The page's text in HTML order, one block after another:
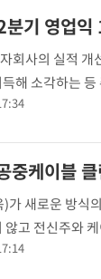
비[내일날씨]
모리 수요 선제 대
란VC 입단
구 '5승 2무'
에 마쳐
첫 40도
교정본부장 기소
사 재개"
축구협회
분기 영
회사의 실적
해 소각하는
년 동기 대비
중케이블
가 새로운 방식
고 전신주와
고 구는 설명했